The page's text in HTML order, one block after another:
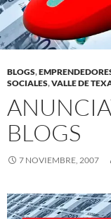
BLOGS,
SOCIALES,VALLE DE
BLOGS
7 NOVIEMBRE, 2007